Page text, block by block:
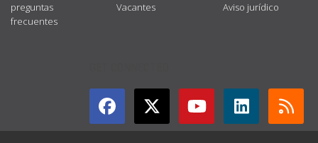
preguntas
frecuentes
Vacantes
Aviso jurídico